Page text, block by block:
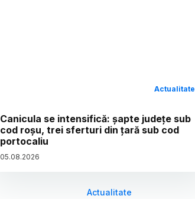
Actualitate
Canicula se intensifică: șapte județe sub
cod roșu, trei sferturi din țară sub cod
portocaliu
05.08.2026
Actualitate